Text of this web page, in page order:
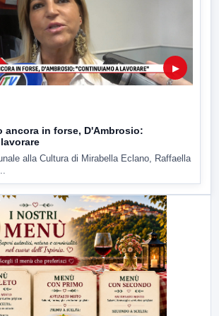
▶
ancora in forse, D'Ambrosio:
alla Cultura di Mirabella Eclano, Raffaella